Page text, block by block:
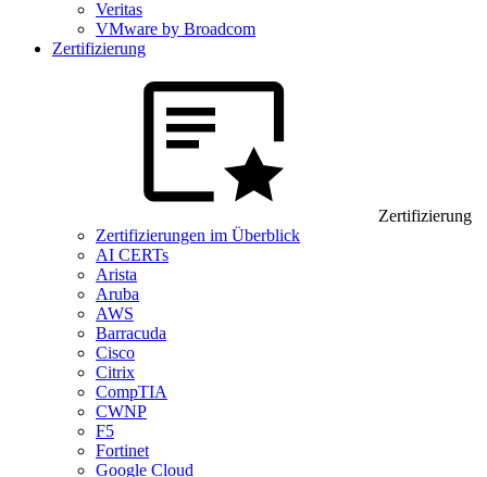
Veritas
VMware by Broadcom
Zertifizierung
Zertifizierung
Zertifizierungen im Überblick
AI CERTs
Arista
Aruba
AWS
Barracuda
Cisco
Citrix
CompTIA
CWNP
F5
Fortinet
Google Cloud